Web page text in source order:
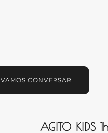
VAMOS CONVERSAR
AGITO KIDS 1h